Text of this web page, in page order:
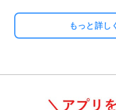
もっと詳し